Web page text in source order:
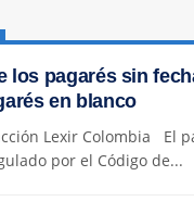
los pagarés sin
en blanco
Lexir Colombia El
por el Código de...